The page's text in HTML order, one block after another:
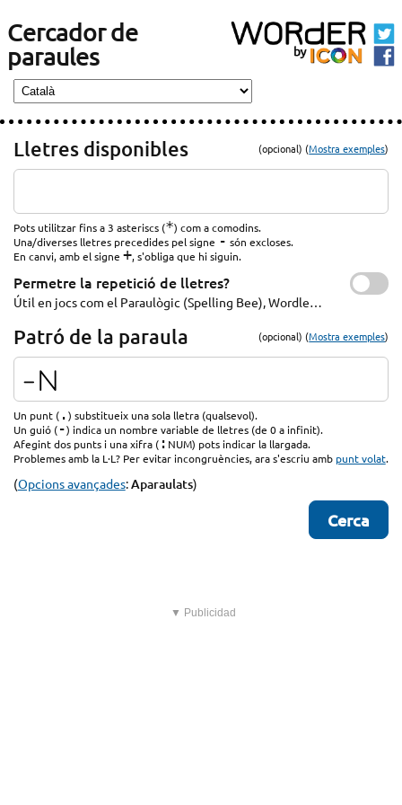
Cercador de
paraules
Lletres disponibles (opcional) (Mostra exemples)
Pots utilitzar fins a 3 asteriscs (*) com a comodins.
Una/diverses lletres precedides pel signe - són excloses.
En canvi, amb el signe +, s'obliga que hi siguin.
Permetre la repetició de lletres?
Útil en jocs com el Paraulògic (Spelling Bee), Wordle…
Patró de la paraula (opcional) (Mostra exemples)
Un punt (.) substitueix una sola lletra (qualsevol).
Un guió (-) indica un nombre variable de lletres (de 0 a infinit).
Afegint dos punts i una xifra (: NUM) pots indicar la llargada.
Problemes amb la L·L? Per evitar incongruències, ara s'escriu amb punt volat.
(Opcions avançades:Aparaulats)
▼ Publicidad